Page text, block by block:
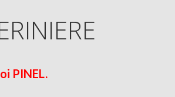
PINEL.